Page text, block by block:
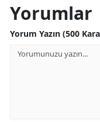
Yorumlar
Yorum Yazın (500